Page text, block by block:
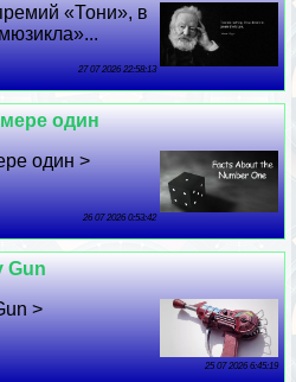
«Тони», в
27 07 2026 22:58:13
один
один >
26 07 2026 0:53:42
Gun
>
25 07 2026 6:45:19